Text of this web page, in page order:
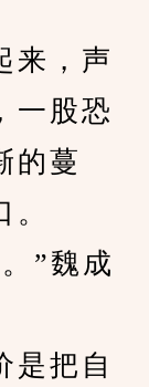
，声
一股恐
的蔓
”魏成
把自